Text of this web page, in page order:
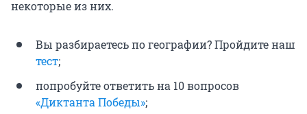
некоторые из них.
Вы разбираетесь по географии? Пройдите наш
тест;
попробуйте ответить на 10 вопросов
«Диктанта Победы»;